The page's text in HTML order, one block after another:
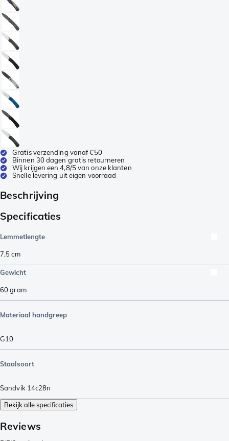
Gratis verzending vanaf €50
Binnen 30 dagen gratis retourneren
Wij krijgen een 4,8/5 van onze klanten
Snelle levering uit eigen voorraad
Beschrijving
Specificaties
Lemmetlengte
7,5cm
Gewicht
60gram
Materiaal handgreep
G10
Staalsoort
Sandvik 14c28n
Bekijk alle specificaties
Reviews